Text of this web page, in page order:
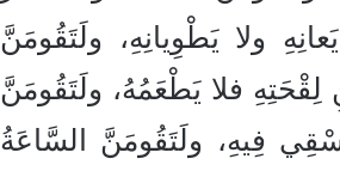
ولا يَطْوِيانِهِ، ولَتَقُومَنَّ
فلا يَطْعَمُهُ، ولَتَقُومَنَّ
فِيهِ، ولَتَقُومَنَّ السَّاعَةُ